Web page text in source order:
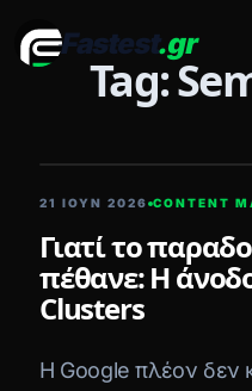
Fastest.gr
Tag:
21 ΙΟΥΝ 2026 CONTENT
Γιατί το
πέθανε: Η
Clusters
Η Google πλέον δεν